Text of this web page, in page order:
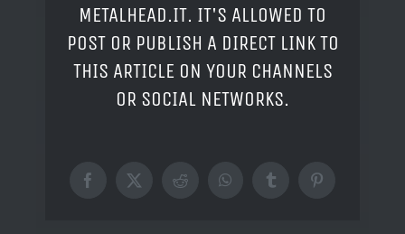
METALHEAD.IT. IT'S ALLOWED TO
POST OR PUBLISH A DIRECT LINK TO
THIS ARTICLE ON YOUR CHANNELS
OR SOCIAL NETWORKS.
Facebook
X RedditWhatsAppTumblrPinterest